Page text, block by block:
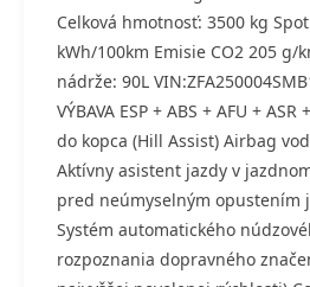
Celková hmotnosť: 3500 kg
kWh/100km Emisie CO2 205 g/
nádrže: 90L
VÝBAVA ESP + ABS + AFU +
do kopca (Hill Assist) Airbag
Aktívny asistent jazdy v
pred neúmyselným opustením
Systém automatického
rozpoznania dopravného